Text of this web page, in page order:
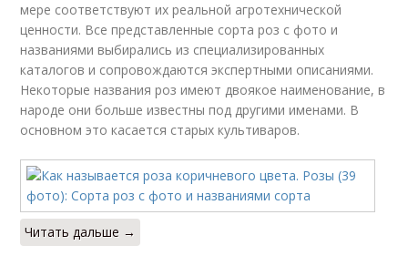
мере соответствуют их реальной агротехнической
ценности. Все представленные сорта роз с фото и
названиями выбирались из специализированных
каталогов и сопровождаются экспертными описаниями.
Некоторые названия роз имеют двоякое наименование, в
народе они больше известны под другими именами. В
основном это касается старых культиваров.
Читать дальше →